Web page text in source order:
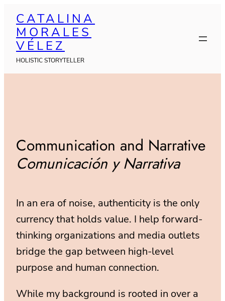
content
CATALINA
MORALES
VÉLEZ
HOLISTIC STORYTELLER
Communication and Narrative
Comunicación y Narrativa
In an era of noise, authenticity is the only
currency that holds value. I help forward-
thinking organizations and media outlets
bridge the gap between high-level
purpose and human connection.
While my background is rooted in over a